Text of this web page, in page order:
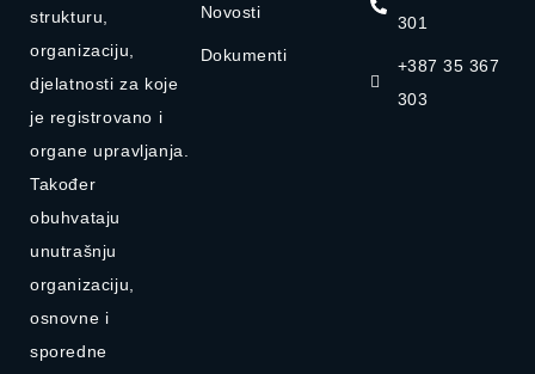
strukturu,
organizaciju,
djelatnosti za koje
je registrovano i
organe upravljanja.
Također
obuhvataju
unutrašnju
organizaciju,
osnovne i
sporedne
Novosti
Dokumenti
301
+387 35 367
303